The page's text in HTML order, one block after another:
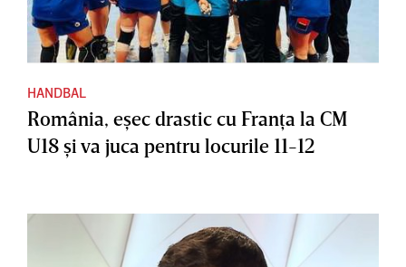
HANDBAL
România, eşec drastic cu Franţa la CM
U18 şi va juca pentru locurile 11-12